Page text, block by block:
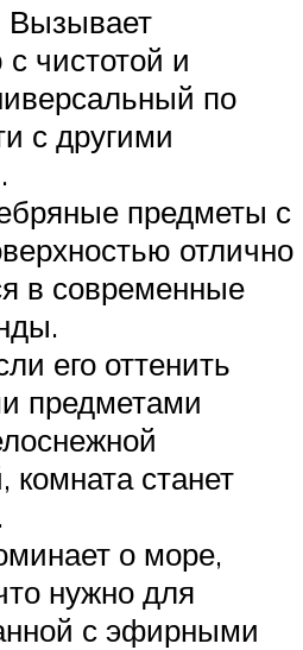
Вызывает
чистотой и
по
с другими
предметы с
отлично
в современные
его оттенить
предметами
комната станет
о море,
нужно для
с эфирными